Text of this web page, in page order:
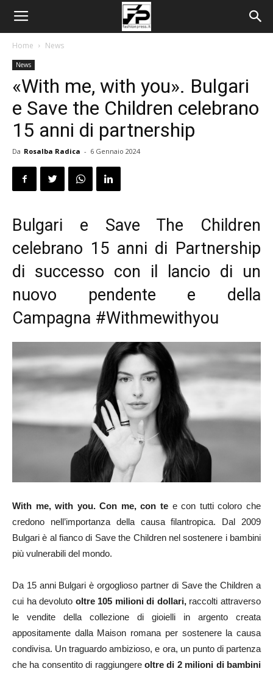
Home News
News
«With me, with you». Bulgari
e Save the Children celebrano
15 anni di partnership
Da Rosalba Radica - 6 Gennaio 2024
Bulgari e Save The Children
celebrano 15 anni di Partnership
di successo con il lancio di un
nuovo pendente e della
Campagna #Withmewithyou
With me, with you. Con me, con te e con tutti coloro che
credono nell’importanza della causa filantropica. Dal 2009
Bulgari è al fianco di Save the Children nel sostenere i bambini
più vulnerabili del mondo.
Da 15 anni Bulgari è orgoglioso partner di Save the Children a
cui ha devoluto oltre 105 milioni di dollari,raccolti attraverso
le vendite della collezione di gioielli in argento creata
appositamente dalla Maison romana per sostenere la causa
condivisa. Un traguardo ambizioso, e ora, un punto di partenza
che ha consentito di raggiungere oltre di 2 milioni di bambini